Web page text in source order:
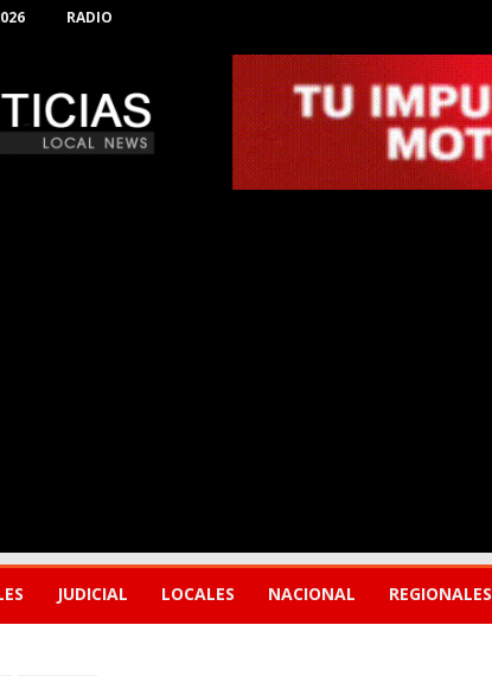
RADIO
JUDICIAL LOCALES NACIONAL REGIONALES